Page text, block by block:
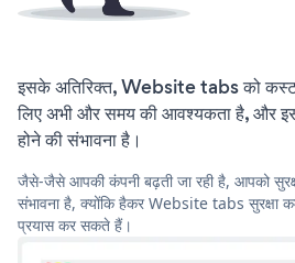
इसके अतिरिक्त, Website tabs को
लिए अभी और समय की आवश्यकता है, और
होने की संभावना है।
जैसे-जैसे आपकी कंपनी बढ़ती जा रही है, आपको
संभावना है, क्योंकि हैकर Website tabs सुरक्षा
प्रयास कर सकते हैं।